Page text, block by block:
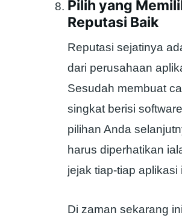
Pilih yang
Reputasi Baik
Reputasi sejatinya
dari perusahaan
Sesudah membuat
singkat berisi
pilihan Anda
harus diperhatikan
jejak tiap-tiap aplikasi
Di zaman sekarang